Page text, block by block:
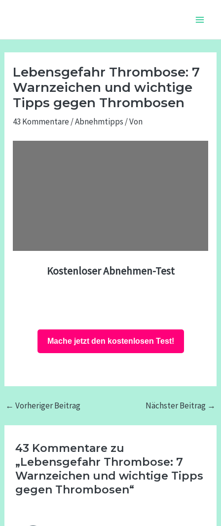
Lebensgefahr Thrombose: 7
Warnzeichen und wichtige
Tipps gegen Thrombosen
43 Kommentare /Abnehmtipps / Von
Kostenloser Abnehmen-Test
Mache jetzt den kostenlosen Test!
← Vorheriger Beitrag Nächster Beitrag →
43 Kommentare zu
„Lebensgefahr Thrombose: 7
Warnzeichen und wichtige Tipps
gegen Thrombosen“